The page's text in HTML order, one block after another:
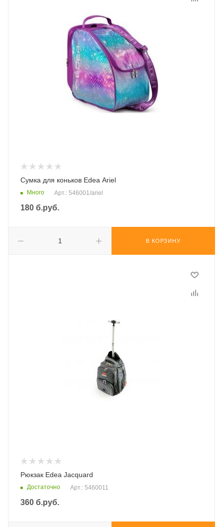
Сумка для коньков Edea Ariel
Много Арт.: 546001/ariel
180 б.руб.
В КОРЗИНУ
Рюкзак Edea Jacquard
Достаточно Арт.: 5460011
360 б.руб.